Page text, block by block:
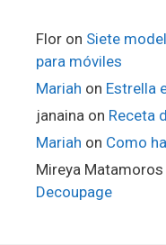
Flor on Siete
para móviles
Mariah on Estrella
janaina on Receta
Mariah on Como
Mireya Matamoros
Decoupage